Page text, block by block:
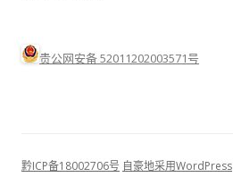
贵公网安备 52011202003571号
黔ICP备18002706号 自豪地采用WordPress